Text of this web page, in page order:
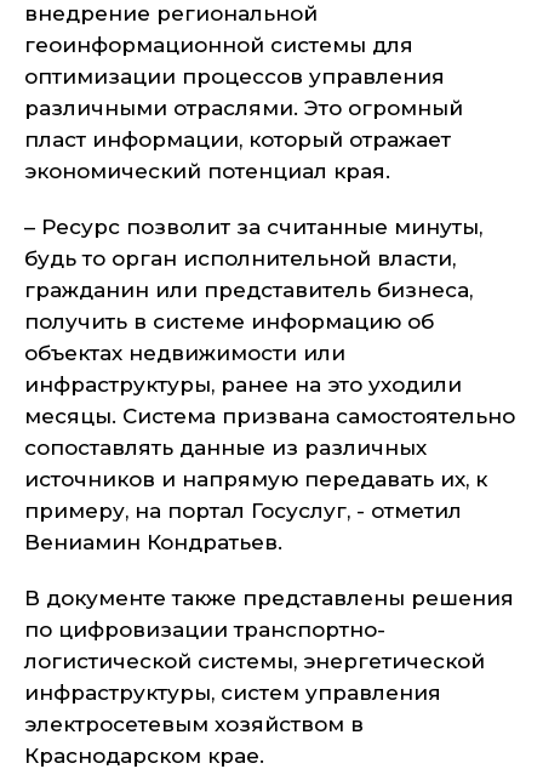
внедрение региональной
геоинформационной системы для
оптимизации процессов управления
различными отраслями. Это огромный
пласт информации, который отражает
экономический потенциал края.
– Ресурс позволит за считанные минуты,
будь то орган исполнительной власти,
гражданин или представитель бизнеса,
получить в системе информацию об
объектах недвижимости или
инфраструктуры, ранее на это уходили
месяцы. Система призвана самостоятельно
сопоставлять данные из различных
источников и напрямую передавать их, к
примеру, на портал Госуслуг, - отметил
Вениамин Кондратьев.
В документе также представлены решения
по цифровизации транспортно-
логистической системы, энергетической
инфраструктуры, систем управления
электросетевым хозяйством в
Краснодарском крае.